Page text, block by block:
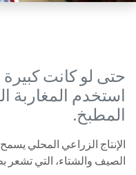
حتى لو كانت
استخدم
المطبخ.
الإنتاج الزراعي المحلي
الصيف والشتاء، التي تشعر